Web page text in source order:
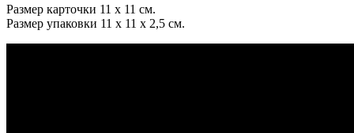
Размер карточки 11 х 11 см.
Размер упаковки 11 х 11 х 2,5 см.